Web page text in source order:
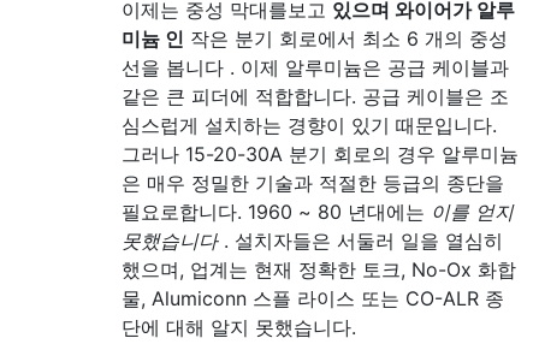
이제는 중성 막대를보고 있으며 와이어가 알루
미늄 인 작은 분기 회로에서 최소 6 개의 중성
선을 봅니다 . 이제 알루미늄은 공급 케이블과
같은 큰 피더에 적합합니다. 공급 케이블은 조
심스럽게 설치하는 경향이 있기 때문입니다.
그러나 15-20-30A 분기 회로의 경우 알루미늄
은 매우 정밀한 기술과 적절한 등급의 종단을
필요로합니다. 1960 ~ 80 년대에는 이를 얻지
못했습니다. 설치자들은 서둘러 일을 열심히
했으며, 업계는 현재 정확한 토크, No-Ox 화합
물, Alumiconn 스플 라이스 또는 CO-ALR 종
단에 대해 알지 못했습니다.